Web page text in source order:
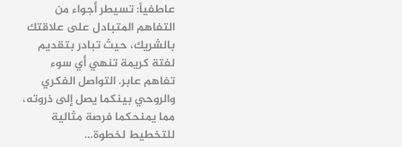
عاطفياً: تسيطر أجواء من
التفاهم المتبادل على علاقتك
بالشريك، حيث تبادر بتقديم
لفتة كريمة تنهي أي سوء
تفاهم عابر. التواصل الفكري
والروحي بينكما يصل إلى ذروته،
مما يمنحكما فرصة مثالية
للتخطيط لخطوة…